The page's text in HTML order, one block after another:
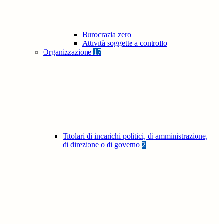
Burocrazia zero
Attività soggette a controllo
Organizzazione 17
Titolari di incarichi politici, di amministrazione,
di direzione o di governo 2